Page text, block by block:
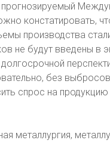
прогнозируемый
констатировать,
производства
не будут введены в
без
спрос на
металлургия,